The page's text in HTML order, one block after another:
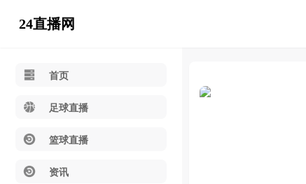
24直播网
首页
足球直播
篮球直播
资讯